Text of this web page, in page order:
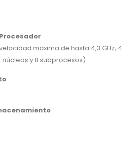
máxima de hasta 4,3 GHz, 4
núcleos y 8 subprocesos)